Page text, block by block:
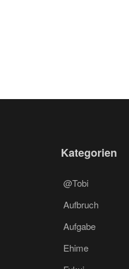
Kategorien
@Tobi
Aufbruch
Aufgabe
Ehime